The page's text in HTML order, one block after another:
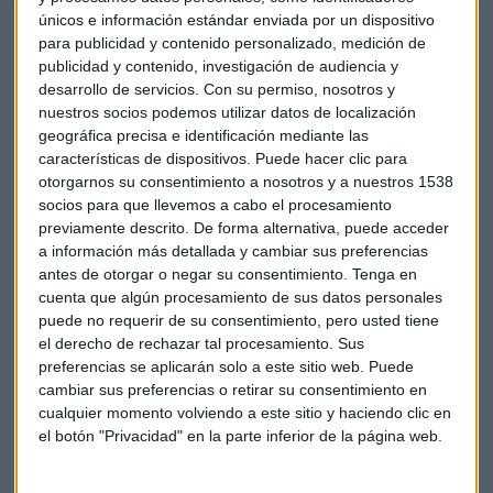
únicos e información estándar enviada por un dispositivo
para publicidad y contenido personalizado, medición de
publicidad y contenido, investigación de audiencia y
desarrollo de servicios. Con su permiso, nosotros y
nuestros socios podemos utilizar datos de localización
geográfica precisa e identificación mediante las
características de dispositivos. Puede hacer clic para
otorgarnos su consentimiento a nosotros y a nuestros 1538
socios para que llevemos a cabo el procesamiento
previamente descrito. De forma alternativa, puede acceder
a información más detallada y cambiar sus preferencias
antes de otorgar o negar su consentimiento. Tenga en
cuenta que algún procesamiento de sus datos personales
puede no requerir de su consentimiento, pero usted tiene
el derecho de rechazar tal procesamiento. Sus
preferencias se aplicarán solo a este sitio web. Puede
cambiar sus preferencias o retirar su consentimiento en
cualquier momento volviendo a este sitio y haciendo clic en
el botón "Privacidad" en la parte inferior de la página web.
Qualcomm"la compañía está como elNasdaq,
buscando zona de mínimos y rebotes". Apostando por la
vuelta al mercado, se podría probar un "contraataque",
aunque sería una operación "agresiva", en opinión de
En cambio, "la corrección enNetflixha dejado precios
atractivos y la compañía está alcista".